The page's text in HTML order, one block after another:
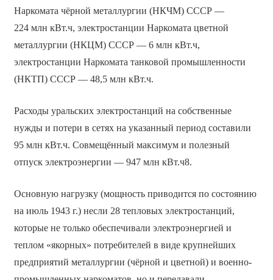
Наркомата чёрной металлургии (НКЧМ) СССР —
224 млн кВт.ч, электростанции Наркомата цветной
металлургии (НКЦМ) СССР — 6 млн кВт.ч,
электростанции Наркомата танковой промышленности
(НКТП) СССР — 48,5 млн кВт.ч.
Расходы уральских электростанций на собственные
нужды и потери в сетях на указанный период составили
95 млн кВт.ч. Совмещённый максимум и полезный
отпуск электроэнергии — 947 млн кВт.ч8.
Основную нагрузку (мощность приводится по состоянию
на июль 1943 г.) несли 28 тепловых электростанций,
которые не только обеспечивали электроэнергией и
теплом «якорных» потребителей в виде крупнейших
предприятий металлургии (чёрной и цветной) и военно-